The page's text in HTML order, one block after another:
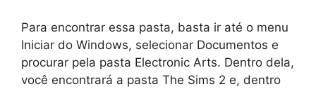
Para encontrar essa pasta, basta ir até o menu
Iniciar do Windows, selecionar Documentos e
procurar pela pasta Electronic Arts. Dentro dela,
você encontrará a pasta The Sims 2 e, dentro